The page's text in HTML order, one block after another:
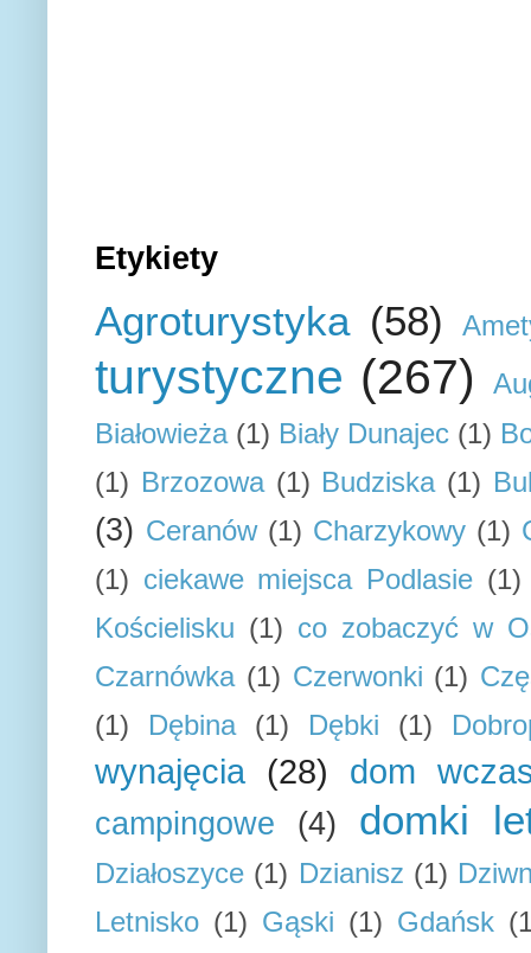
Etykiety
Agroturystyka (58)
turystyczne (267)
Białowieża (1) Biały Dunajec (1)
(1) Brzozowa (1) Budziska (1)
(3) Ceranów (1) Charzykowy (1)
(1) ciekawe miejsca Podlasie (1)
Kościelisku (1) co zobaczyć w
Czarnówka (1) Czerwonki (1)
(1)
Dębina (1) Dębki (1)
wynajęcia (28) dom
campingowe (4) domki
Działoszyce (1) Dzianisz (1)
Letnisko (1) Gąski (1) Gdańsk